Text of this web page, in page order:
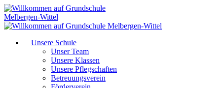
Unsere Schule
Unser Team
Unsere Klassen
Unsere Pflegschaften
Betreuungsverein